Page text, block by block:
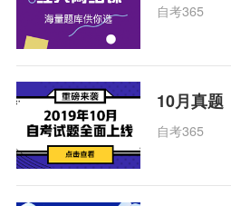
自考365
10月真题
自考365